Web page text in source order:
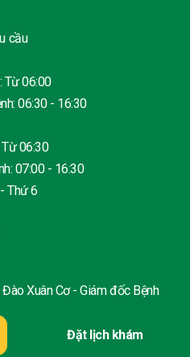
Đặt lịch khám
cầu
06:00
06:30 - 16:30
06:30
07:00 - 16:30
Thứ 6
Đào Xuân Cơ - Giám đốc Bệnh